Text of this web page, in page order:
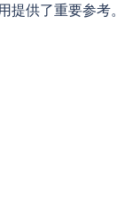
供了重要参考。